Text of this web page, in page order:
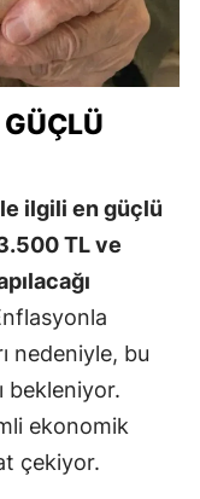
ilgili en güçlü
TL ve
nedeniyle, bu
bekleniyor.
ekonomik
çekiyor.